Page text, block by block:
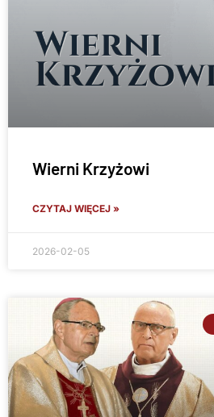
Wierni Krzyżowi
CZYTAJ WIĘCEJ »
2026-02-05